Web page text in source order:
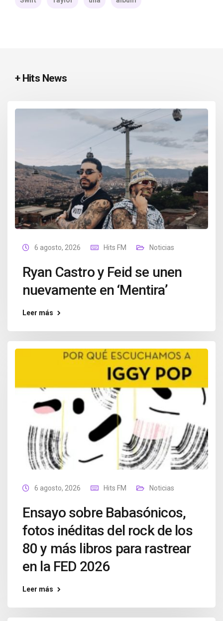
+ Hits News
6 agosto, 2026 Hits FM Noticias
Ryan Castro y Feid se unen
nuevamente en ‘Mentira’
Leer más
6 agosto, 2026 Hits FM Noticias
Ensayo sobre Babasónicos,
fotos inéditas del rock de los
80 y más libros para rastrear
en la FED 2026
Leer más